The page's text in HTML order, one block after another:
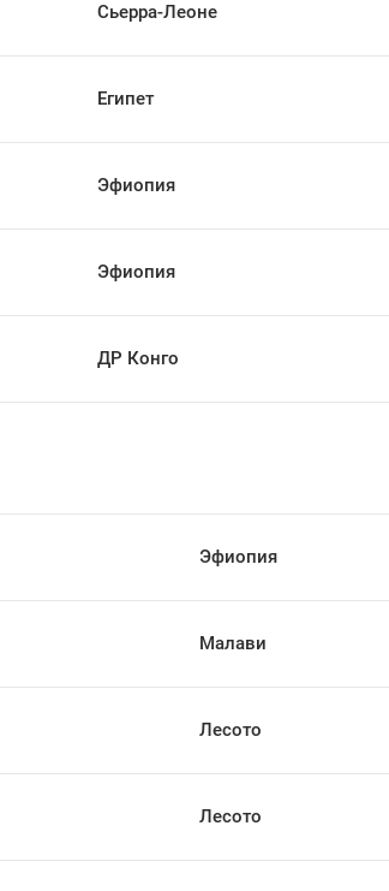
Сьерра-Леоне
Египет
Эфиопия
Эфиопия
ДР Конго
Эфиопия
Малави
Лесото
Лесото